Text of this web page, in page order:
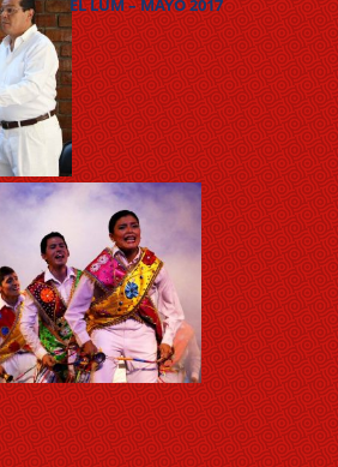
LA
CONCIERTO
COMPOSITORAS EN EL LUM
– MAYO 2017
DE LA MEMORIA
EL AUDITORIO LOS
– JUNIO 2017